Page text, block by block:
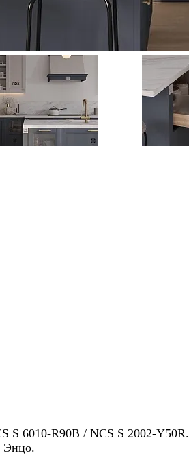
S 6010-R90B / NCS S 2002-Y50R.
Энцо.